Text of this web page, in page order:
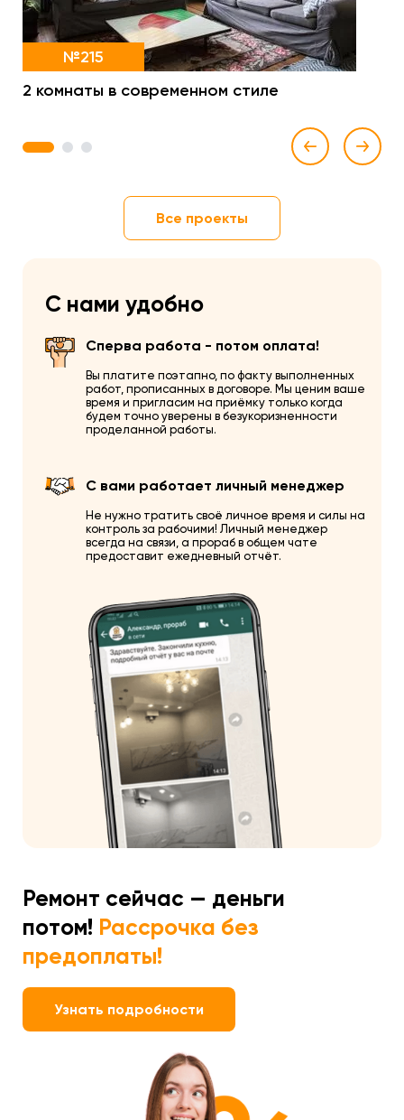
№215
2 комнаты в современном стиле
1 2 3
Все проекты
С нами удобно
Сперва работа - потом оплата!
Вы платите поэтапно, по факту выполненных
работ, прописанных в договоре. Мы ценим ваше
время и пригласим на приёмку только когда
будем точно уверены в безукоризненности
проделанной работы.
С вами работает личный менеджер
Не нужно тратить своё личное время и силы на
контроль за рабочими! Личный менеджер
всегда на связи, а прораб в общем чате
предоставит ежедневный отчёт.
Ремонт сейчас — деньги
потом! Рассрочка без
предоплаты!
Узнать подробности